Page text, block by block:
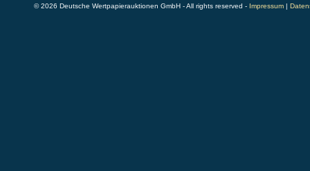
© 2026 Deutsche Wertpapierauktionen GmbH - All rights reserved - Impressum|